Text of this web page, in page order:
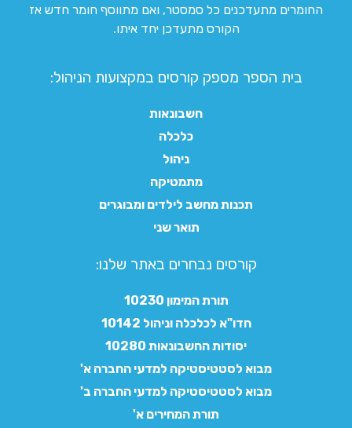
החומרים מתעדכנים כל סמסטר, ואם מתווסף חומר חדש אז
הקורס מתעדכן יחד איתו.
בית הספר מספק קורסים במקצועות הניהול:
חשבונאות
כלכלה
ניהול
מתמטיקה
תכנות מחשב לילדים ומבוגרים
תואר שני
קורסים נבחרים באתר שלנו:​
תורת המימון 10230
חדו"א לכלכלה וניהול 10142
יסודות החשבונאות 10280
מבוא לסטטיסטיקה למדעי החברה א'
מבוא לסטטיסטיקה למדעי החברה ב'
תורת המחירים א'